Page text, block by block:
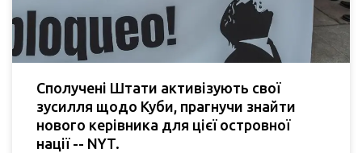
Сполучені Штати активізують свої
зусилля щодо Куби, прагнучи знайти
нового керівника для цієї островної
нації -- NYT.